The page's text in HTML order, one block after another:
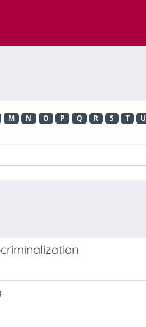
M N O P Q R S T U